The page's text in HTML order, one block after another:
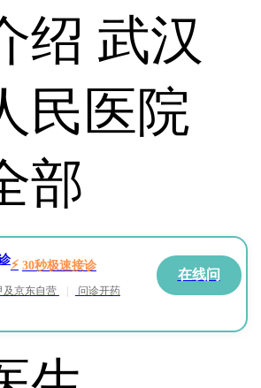
绍 武汉
民医院
部
⚡ 30秒极速接诊
及京东自营 问诊开药
在线问